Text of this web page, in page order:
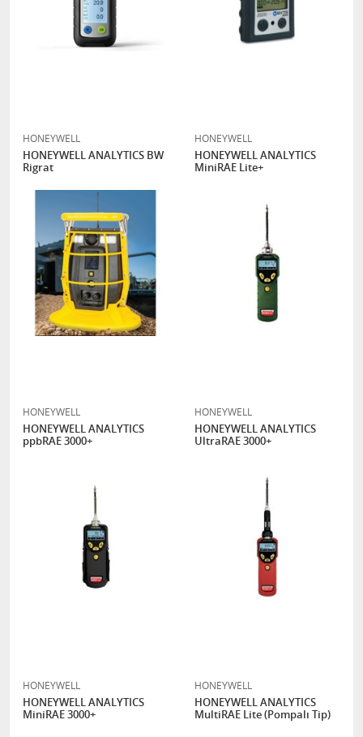
HONEYWELL
HONEYWELL ANALYTICS BW
Rigrat
HONEYWELL
HONEYWELL ANALYTICS
MiniRAE Lite+
HONEYWELL
HONEYWELL ANALYTICS
ppbRAE 3000+
HONEYWELL
HONEYWELL ANALYTICS
UltraRAE 3000+
HONEYWELL
HONEYWELL ANALYTICS
MiniRAE 3000+
HONEYWELL
HONEYWELL ANALYTICS
MultiRAE Lite (Pompalı Tip)